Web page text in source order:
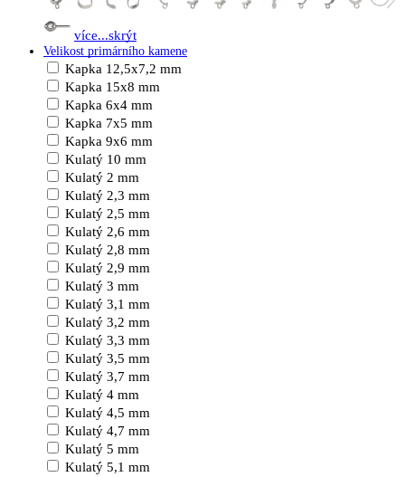
více...skrýt
Velikost primárního kamene
Kapka 12,5x7,2 mm
Kapka 15x8 mm
Kapka 6x4 mm
Kapka 7x5 mm
Kapka 9x6 mm
Kulatý 10 mm
Kulatý 2 mm
Kulatý 2,3 mm
Kulatý 2,5 mm
Kulatý 2,6 mm
Kulatý 2,8 mm
Kulatý 2,9 mm
Kulatý 3 mm
Kulatý 3,1 mm
Kulatý 3,2 mm
Kulatý 3,3 mm
Kulatý 3,5 mm
Kulatý 3,7 mm
Kulatý 4 mm
Kulatý 4,5 mm
Kulatý 4,7 mm
Kulatý 5 mm
Kulatý 5,1 mm